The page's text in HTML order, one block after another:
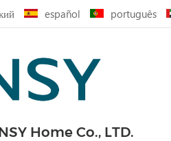
español português
Home Co., LTD.